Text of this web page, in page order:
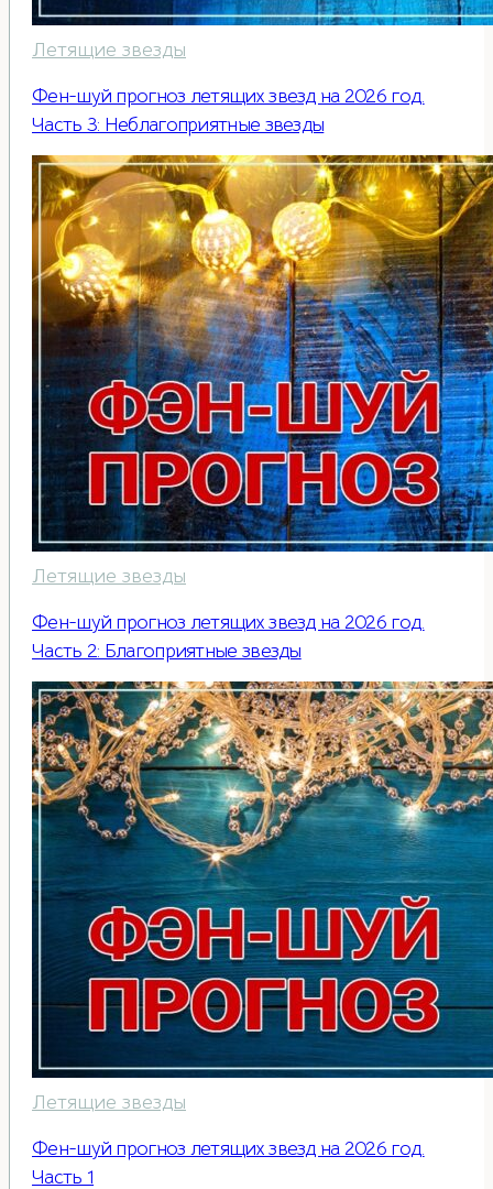
Летящие звезды
Фен-шуй прогноз летящих звезд на 2026 год.
Часть 3: Неблагоприятные звезды
Летящие звезды
Фен-шуй прогноз летящих звезд на 2026 год.
Часть 2: Благоприятные звезды
Летящие звезды
Фен-шуй прогноз летящих звезд на 2026 год.
Часть 1